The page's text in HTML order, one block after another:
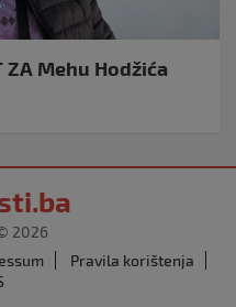
ZA Mehu Hodžića
2026
Pravila korištenja